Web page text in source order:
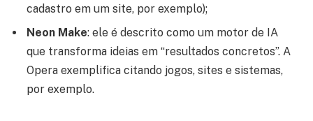
cadastro em um site, por exemplo);
Neon Make: ele é descrito como um motor de IA
que transforma ideias em “resultados concretos”. A
Opera exemplifica citando jogos, sites e sistemas,
por exemplo.